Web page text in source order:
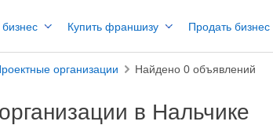
бизнес Купить франшизу Продать бизнес
организации Найдено 0 объявлений
в Нальчике